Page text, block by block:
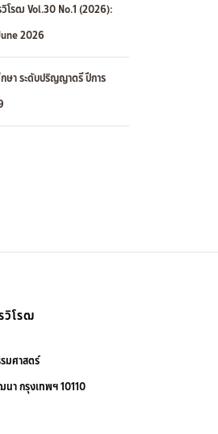
โรฒ Vol.30 No.1 (2026):
2026
ษา ระดับปริญญาตรี ปีการ
วิโรฒ
มศาสตร์
า กรุงเทพฯ 10110